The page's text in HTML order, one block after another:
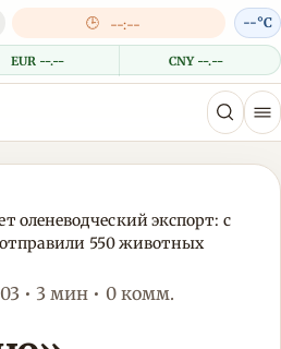
🕒 --:--
EUR --.-- CNY --.--
--°C
экспорт: с
550 животных
• 3 мин • 0 комм.